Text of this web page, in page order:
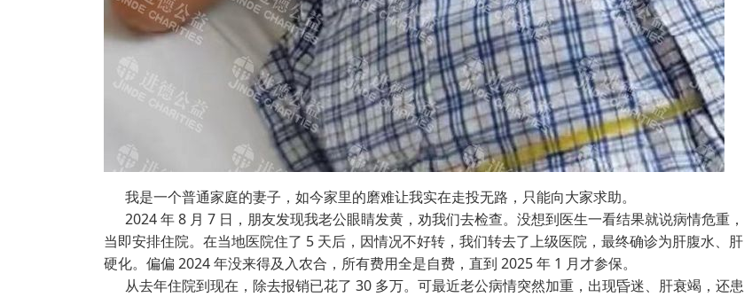
我是一个普通家庭的妻子，如今家里的磨难让我实在走投无路，只能向大家求助。
2024 年 8 月 7 日，朋友发现我老公眼睛发黄，劝我们去检查。没想到医生一看结果就说病情危重，
当即安排住院。在当地医院住了 5 天后，因情况不好转，我们转去了上级医院，最终确诊为肝腹水、肝
硬化。偏偏 2024 年没来得及入农合，所有费用全是自费，直到 2025 年 1 月才参保。
从去年住院到现在，除去报销已花了 30 多万。可最近老公病情突然加重，出现昏迷、肝衰竭，还患